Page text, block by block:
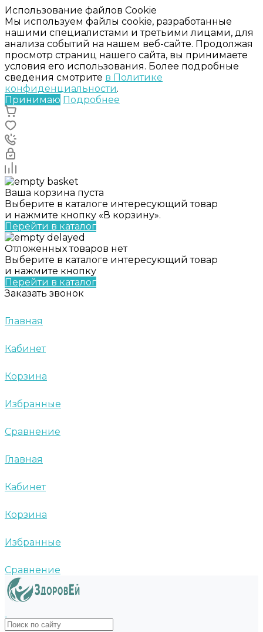
Использование файлов Cookie
Мы используем файлы cookie, разработанные
нашими специалистами и третьими лицами, для
анализа событий на нашем веб-сайте. Продолжая
просмотр страниц нашего сайта, вы принимаете
условия его использования. Более подробные
сведения смотрите в Политике
конфиденциальности.
Принимаю Подробнее
Ваша корзина пуста
Выберите в каталоге интересующий товар
и нажмите кнопку «В корзину».
Перейти в каталог
Отложенных товаров нет
Выберите в каталоге интересующий товар
и нажмите кнопку
Перейти в каталог
Заказать звонок
Главная
Кабинет
Корзина
Избранные
Сравнение
Главная
Кабинет
Корзина
Избранные
Сравнение